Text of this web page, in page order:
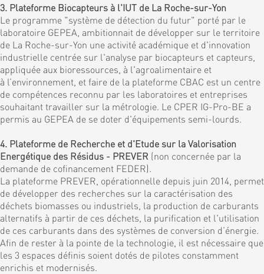
3. Plateforme Biocapteurs à l'IUT de La Roche-sur-Yon
Le programme "système de détection du futur" porté par le
laboratoire GEPEA, ambitionnait de développer sur le territoire
de La Roche-sur-Yon une activité académique et d'innovation
industrielle centrée sur l'analyse par biocapteurs et capteurs,
appliquée aux bioressources, à l'agroalimentaire et
à l’environnement, et faire de la plateforme CBAC est un centre
de compétences reconnu par les laboratoires et entreprises
souhaitant travailler sur la métrologie. Le CPER IG-Pro-BE a
permis au GEPEA de se doter d'équipements semi-lourds.
4. Plateforme de Recherche et d'Etude sur la Valorisation
Energétique des Résidus - PREVER (non concernée par la
demande de cofinancement FEDER).
La plateforme PREVER, opérationnelle depuis juin 2014, permet
de développer des recherches sur la caractérisation des
déchets biomasses ou industriels, la production de carburants
alternatifs à partir de ces déchets, la purification et l'utilisation
de ces carburants dans des systèmes de conversion d’énergie.
Afin de rester à la pointe de la technologie, il est nécessaire que
les 3 espaces définis soient dotés de pilotes constamment
enrichis et modernisés.